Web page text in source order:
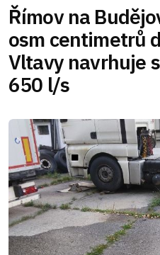
Římov na
osm centimetrů
Vltavy navrhuje
650 l/s